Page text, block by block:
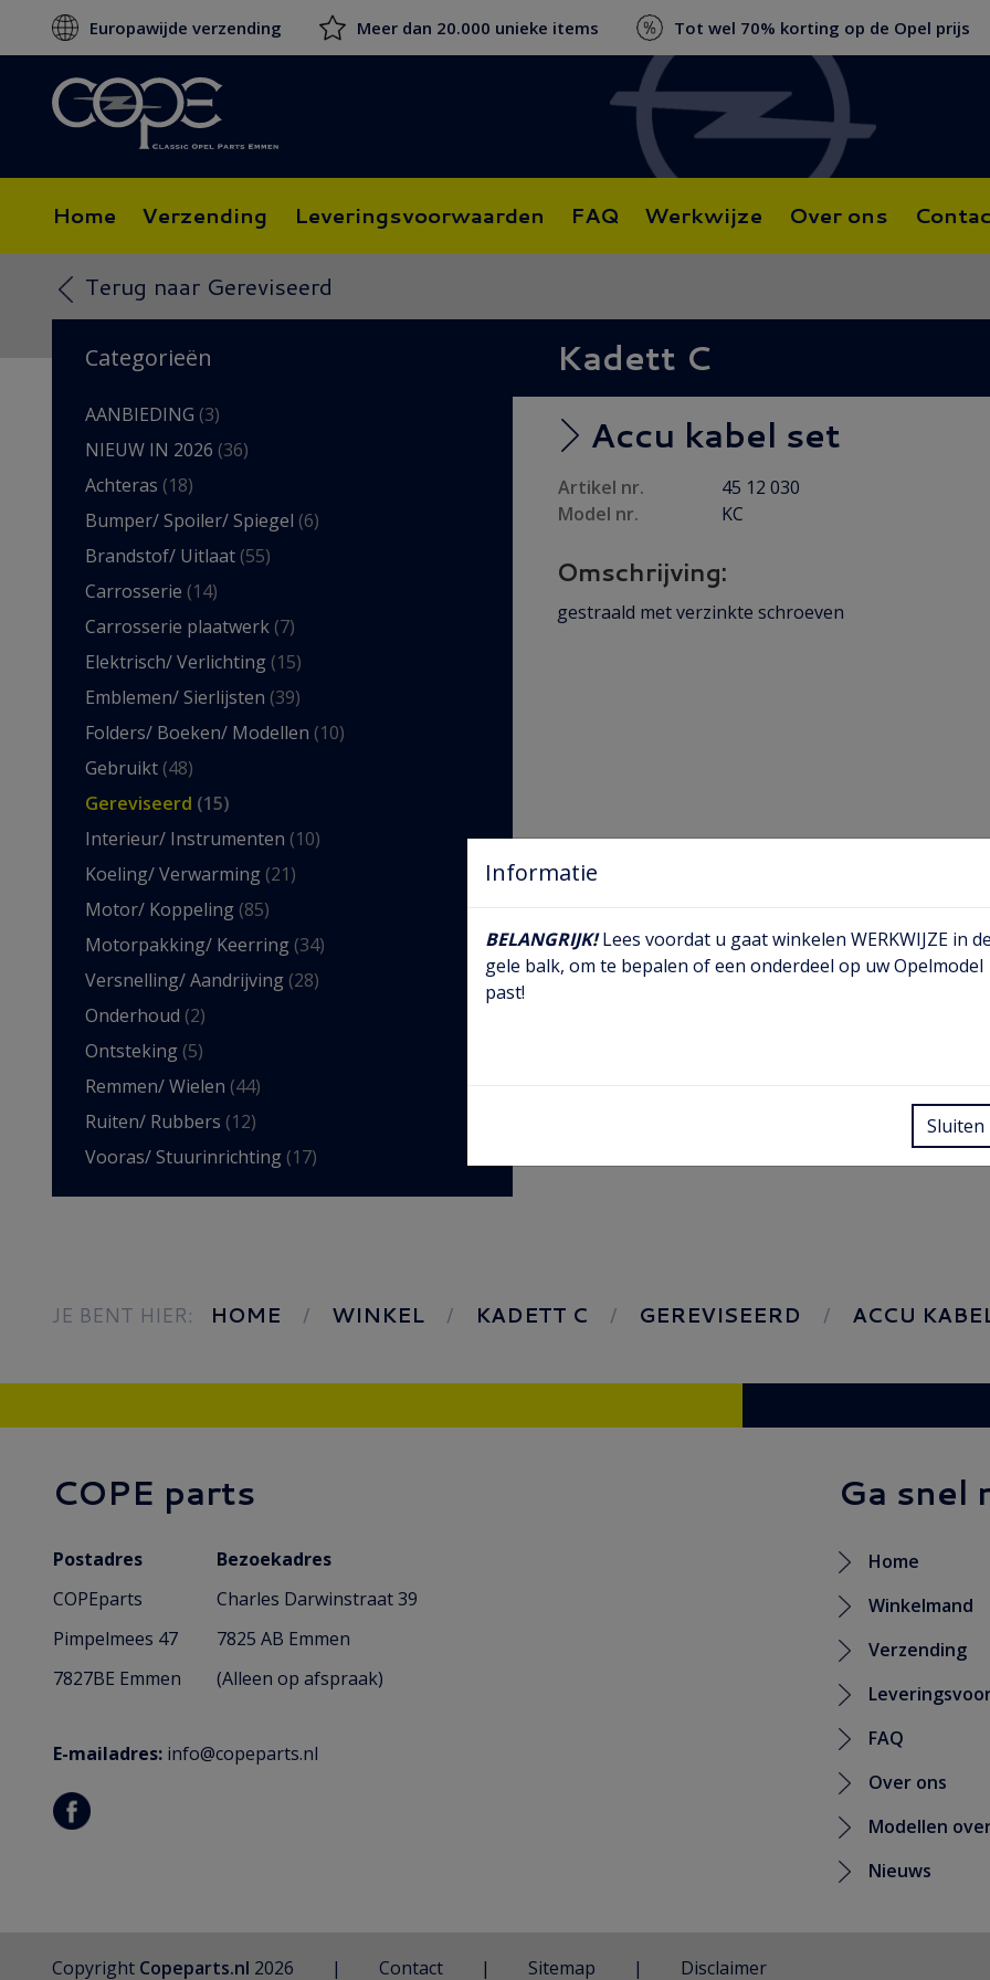
Europawijde verzending Meer dan 20.000 unieke items Tot wel 70% korting op de Opel prijs
Home Verzending Leveringsvoorwaarden FAQ Werkwijze Over ons
Terug naar Gereviseerd
Categorieën
AANBIEDING (3)
NIEUW IN 2026 (36)
Achteras (18)
Bumper/ Spoiler/ Spiegel (6)
Brandstof/ Uitlaat (55)
Carrosserie (14)
Carrosserie plaatwerk (7)
Elektrisch/ Verlichting (15)
Emblemen/ Sierlijsten (39)
Folders/ Boeken/ Modellen (10)
Gebruikt (48)
Gereviseerd (15)
Interieur/ Instrumenten (10)
Koeling/ Verwarming (21)
Motor/ Koppeling (85)
Motorpakking/ Keerring (34)
Versnelling/ Aandrijving (28)
Onderhoud (2)
Ontsteking (5)
Remmen/ Wielen (44)
Ruiten/ Rubbers (12)
Vooras/ Stuurinrichting (17)
Kadett C
Accu kabel set
Artikel nr.
45 12 030
Model nr.
KC
Omschrijving:
gestraald met verzinkte schroeven
JE BENT HIER: HOME WINKEL KADETT C GEREVISEERD ACCU
COPE parts
Postadres
Bezoekadres
COPEparts
Charles Darwinstraat 39
Pimpelmees 47
7825 AB Emmen
7827BE Emmen
(Alleen op afspraak)
E-mailadres: info@copeparts.nl
Ga snel
Home
Winkelmand
Verzending
FAQ
Over ons
Modellen
Nieuws
Copyright Copeparts.nl 2026 Contact Sitemap Disclaimer
Informatie
BELANGRIJK!Lees voordat u gaat winkelen WERKWIJZE in
gele balk, om te bepalen of een onderdeel op uw Opelmodel
past!
Sluiten